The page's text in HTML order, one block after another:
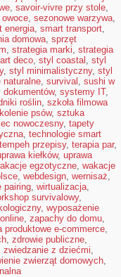
, savoir-vivre przy stole,
, sezonowe warzywa,
energia, smart transport,
domowa, sprzęt
, strategia marki, strategia
deco, styl coastal , styl
, styl minimalistyczny, styl
naturalne, survival , sushi w
, systemy IT,
roślin, szkoła filmowa
psów, sztuka
nowoczesny, tapety
, technologie smart
tempeh przepisy, terapia par,
kiełków, uprawa
egzotyczne, wakacje
, webdesign, wernisaż,
pairing, wirtualizacja,
survivalowy,
, wyposażenie
, zapachy do domu,
produktowe e-commerce,
, zdrowie publiczne,
zwiedzanie z dziećmi,
zwierząt domowych,